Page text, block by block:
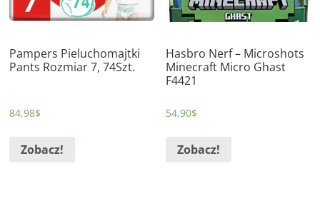
Pampers Pieluchomajtki
Pants Rozmiar 7, 74Szt.
84,98$
Zobacz!
Hasbro Nerf – Microshots
Minecraft Micro Ghast
F4421
54,90$
Zobacz!